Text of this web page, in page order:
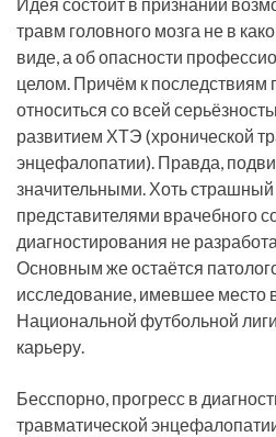
Идея состоит в признании
травм головного мозга не в
виде, а об опасности
целом. Причём к последствиям
относиться со всей
развитием ХТЭ (хронической
энцефалопатии). Правда,
значительными. Хоть страшный
представителями врачебного
диагностирования не
Основным же остаётся
исследование, имевшее место
Национальной футбольной
карьеру.
Бесспорно, прогресс в
травматической